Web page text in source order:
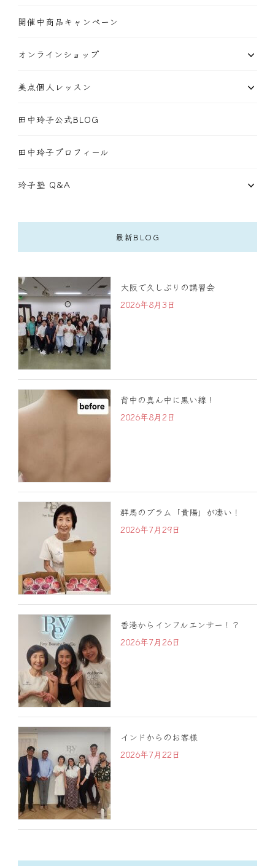
開催中商品キャンペーン
オンラインショップ
美点個人レッスン
田中玲子公式BLOG
田中玲子プロフィール
玲子塾 Q&A
最新BLOG
大阪で久しぶりの講習会
2026年8月3日
背中の真ん中に黒い線！
2026年8月2日
群馬のプラム「貴陽」が凄い！
2026年7月29日
香港からインフルエンサー！？
2026年7月26日
インドからのお客様
2026年7月22日